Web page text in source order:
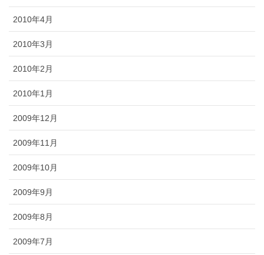
2010年4月
2010年3月
2010年2月
2010年1月
2009年12月
2009年11月
2009年10月
2009年9月
2009年8月
2009年7月